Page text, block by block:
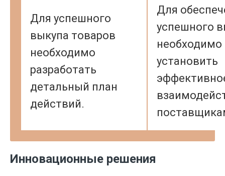
Для успешного
выкупа товаров
необходимо
разработать
детальный план
действий.
Для
успешного
необходимо
установить
Инновационные решения